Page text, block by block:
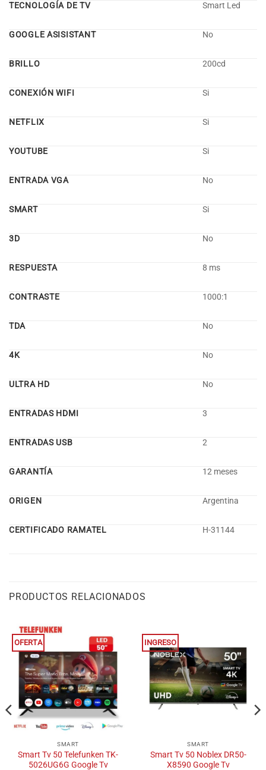
TECNOLOGÍA DE TV Smart Led
GOOGLE ASISISTANT No
BRILLO 200cd
CONEXIÓN WIFI Si
NETFLIX Si
YOUTUBE Si
ENTRADA VGA No
SMART Si
3D No
RESPUESTA 8 ms
CONTRASTE 1000:1
TDA No
4K No
ULTRA HD No
ENTRADAS HDMI 3
ENTRADAS USB 2
GARANTÍA 12 meses
ORIGEN Argentina
CERTIFICADO RAMATEL H-31144
PRODUCTOS RELACIONADOS
OFERTA
SMART
Smart Tv 50 Telefunken TK-
5026UG6G Google Tv
INGRESO
SMART
Smart Tv 50 Noblex DR50-
X8590 Google Tv